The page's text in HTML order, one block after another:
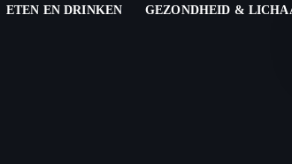
ETEN EN DRINKEN GEZONDHEID &